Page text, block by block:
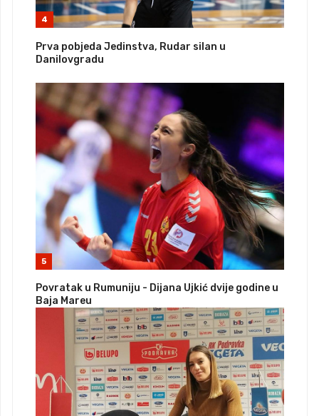
4
Prva pobjeda Jedinstva, Rudar silan u
Danilovgradu
5
Povratak u Rumuniju - Dijana Ujkić dvije godine u
Baja Mareu